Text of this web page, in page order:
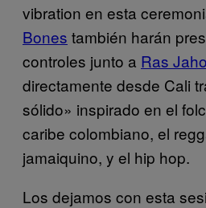
vibration en esta
Bones también harán
controles junto a Ras
directamente desde Cali
sólido» inspirado en el
caribe colombiano, el
jamaiquino, y el hip hop.
Los dejamos con esta